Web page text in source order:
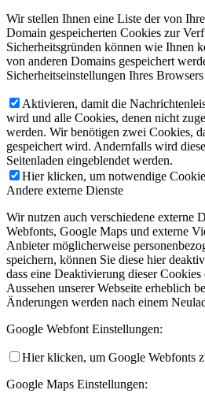
Wir stellen Ihnen eine Liste der von
Domain gespeicherten Cookies zur
Sicherheitsgründen können wie Ihnen
von anderen Domains gespeichert
Sicherheitseinstellungen Ihres Browsers
Aktivieren, damit die
wird und alle Cookies, denen nicht
werden. Wir benötigen zwei Cookies,
gespeichert wird. Andernfalls wird
Seitenladen eingeblendet werden.
Hier klicken, um notwendige
Andere externe Dienste
Wir nutzen auch verschiedene externe
Webfonts, Google Maps und externe
Anbieter möglicherweise
speichern, können Sie diese hier
dass eine Deaktivierung dieser
Aussehen unserer Webseite erheblich
Änderungen werden nach einem
Google Webfont Einstellungen:
Hier klicken, um Google Webfonts
Google Maps Einstellungen: